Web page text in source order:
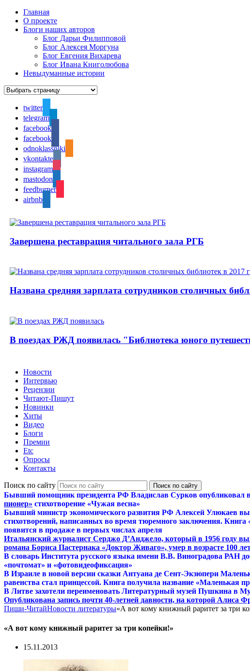
Главная
О проекте
Блоги наших авторов
Блог Дарьи Филипповой
Блог Алексея Моргуна
Блог Евгения Вихарева
Блог Ивана Книголюбова
Невыдуманные истории
twitter
telegram
facebook
facebook
odnoklassniki
vkontakte
instagram
mastodon
feedburner
airbnb
Завершена реставрация читального зала РГБ
Названа средняя зарплата сотрудников столичных
В поездах РЖД появилась "Библиотека юного
Новости
Интервью
Рецензии
Читают-Пишут
Новинки
Хиты
Видео
Блоги
Премии
Etc
Опросы
Контакты
Поиск по сайту
Бывший помощник президента РФ Владислав Сурков опубликовал
пионер» стихотворение «Чужая весна»
Бывший министр экономического развития РФ Алексей Улюкаев
стихотворений, написанных во время тюремного заключения. Книга
появится в продаже в первых числах апреля
Итальянский журналист Серджо Д’Анджело, который в 1956 году
романа Бориса Пастернака «Доктор Живаго», умер в возрасте 100
В словарь Института русского языка имени В.В. Виноградова РАН
«почтомат» и «фотовидеофиксация»
В Израиле в новой версии сказки Антуана де Сент-Экзюпери
равенства стал принцессой. Книга получила название «Маленькая
В Литве захотели переименовать Литературный музей Пушкина в
Опубликована запись почти 40-летней давности, на которой Алиса
Пиши-ЧитайНовости литературы«А вот кому книжный раритет за три
«А вот кому книжный раритет за три копейки!»
15.11.2013